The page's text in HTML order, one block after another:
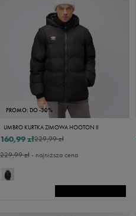
PROMO: DO -30%
UMBRO KURTKA ZIMOWA HOOTON II
229,99 zł
160,99 zł
229,99 zł- najniższa cena